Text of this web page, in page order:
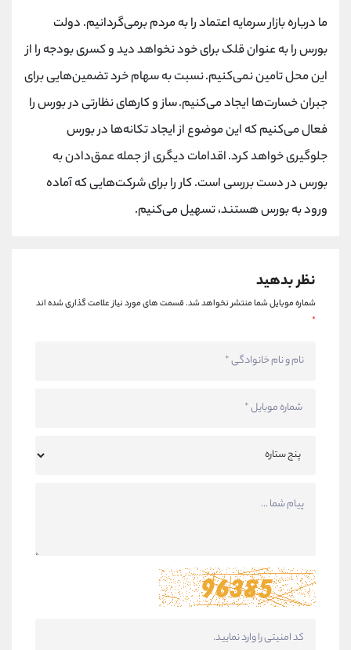
ما درباره بازار سرمایه اعتماد را به مردم برمی‌گردانیم. دولت
بورس را به عنوان قلک برای خود نخواهد دید و کسری بودجه را از
این محل تامین نمی‌کنیم. نسبت به سهام خرد تضمین‌هایی برای
جبران خسارت‌ها ایجاد می‌کنیم. ساز و کارهای نظارتی در بورس را
فعال می‌کنیم که این موضوع از ایجاد تکانه‌ها در بورس
جلوگیری خواهد کرد. اقدامات دیگری از جمله عمق‌دادن به
بورس در دست بررسی است. کار را برای شرکت‌هایی که آماده
ورود به بورس هستند، تسهیل می‌کنیم.
نظر بدهید
شماره موبایل شما منتشر نخواهد شد.قسمت های مورد نیاز علامت گذاری شده اند
*
اینستاگرام @alireza.mehrabii
کانال تلگرام @alirezamehrabi_com